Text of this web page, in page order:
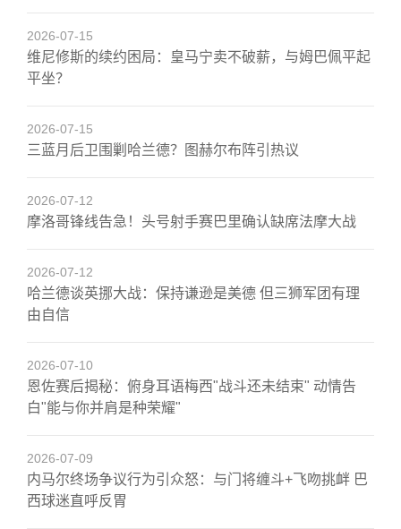
2026-07-15
维尼修斯的续约困局：皇马宁卖不破薪，与姆巴佩平起
平坐？
2026-07-15
三蓝月后卫围剿哈兰德？图赫尔布阵引热议
2026-07-12
摩洛哥锋线告急！头号射手赛巴里确认缺席法摩大战
2026-07-12
哈兰德谈英挪大战：保持谦逊是美德 但三狮军团有理
由自信
2026-07-10
恩佐赛后揭秘：俯身耳语梅西"战斗还未结束" 动情告
白"能与你并肩是种荣耀"
2026-07-09
内马尔终场争议行为引众怒：与门将缠斗+飞吻挑衅 巴
西球迷直呼反胃